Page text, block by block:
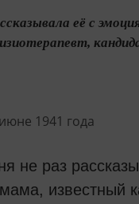
её с
не раз
известный